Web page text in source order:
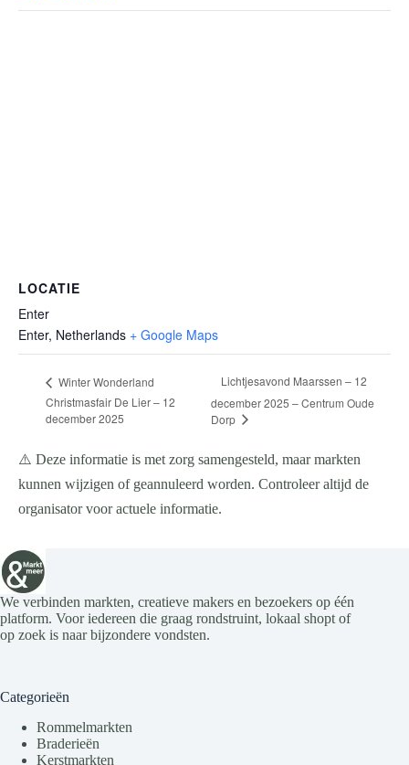
LOCATIE
Enter
Enter, Netherlands + Google Maps
Winter Wonderland
Christmasfair De Lier – 12
december 2025
Lichtjesavond Maarssen – 12
december 2025 – Centrum Oude
Dorp
⚠️ Deze informatie is met zorg samengesteld, maar markten
kunnen wijzigen of geannuleerd worden. Controleer altijd de
organisator voor actuele informatie.
We verbinden markten, creatieve makers en bezoekers op één
platform. Voor iedereen die graag rondstruint, lokaal shopt of
op zoek is naar bijzondere vondsten.
Categorieën
Rommelmarkten
Braderieën
Kerstmarkten